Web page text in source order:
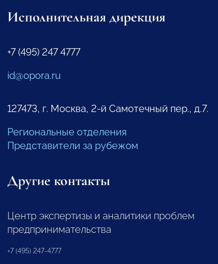
Исполнительная дирекция
+7 (495) 247 4777
id@opora.ru
127473, г. Москва, 2-й Самотечный пер., д.7.
Региональные отделения
Представители за рубежом
Другие контакты
Центр экспертизы и аналитики проблем
предпринимательства
+7 (495) 247-4777